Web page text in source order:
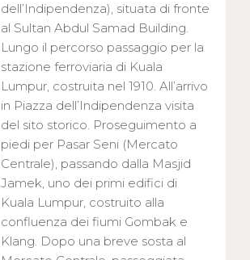
dell’Indipendenza), situata di fronte
al Sultan Abdul Samad Building.
Lungo il percorso passaggio per la
stazione ferroviaria di Kuala
Lumpur, costruita nel 1910. All’arrivo
in Piazza dell’Indipendenza visita
del sito storico. Proseguimento a
piedi per Pasar Seni (Mercato
Centrale), passando dalla Masjid
Jamek, uno dei primi edifici di
Kuala Lumpur, costruito alla
confluenza dei fiumi Gombak e
Klang. Dopo una breve sosta al